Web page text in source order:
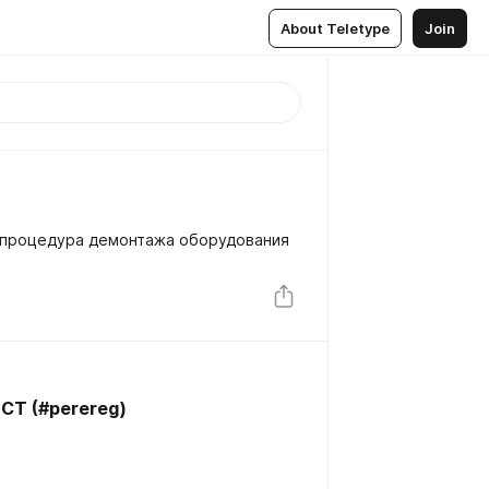
About Teletype Join
демонтажа оборудования
(#perereg)